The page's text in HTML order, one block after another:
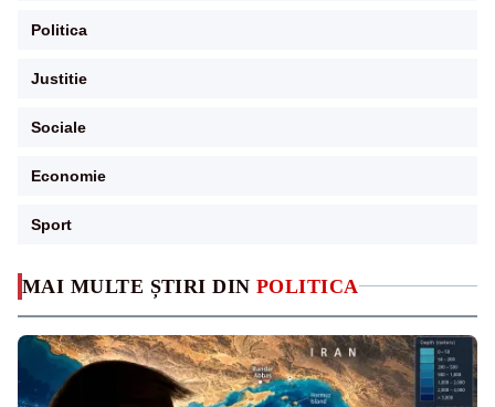
MAI MULTE ȘTIRI DIN POLITICA
Politica
Justitie
Sociale
Economie
Sport